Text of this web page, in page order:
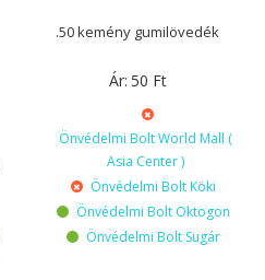
.50 kemény gumilövedék
Ár: 50 Ft
Önvédelmi Bolt World Mall (
Asia Center )
Önvédelmi Bolt Köki
Önvédelmi Bolt Oktogon
Önvédelmi Bolt Sugár